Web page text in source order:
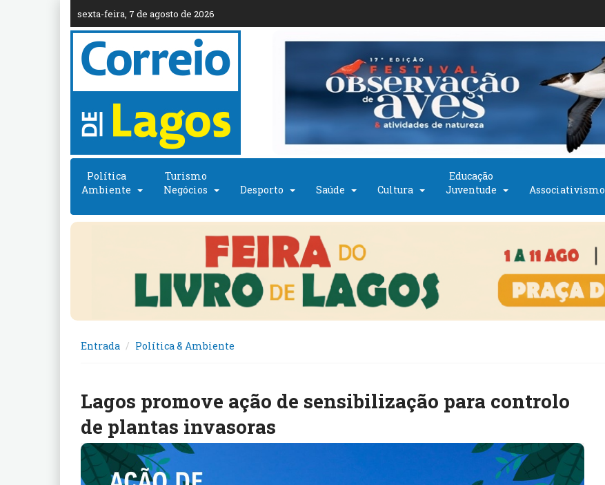
sexta-feira, 7 de agosto de 2026
Política
Ambiente
Turismo
Negócios
Desporto Saúde Cultura
Educação
Juventude
Associativismo
Entrada Política & Ambiente
Lagos promove ação de sensibilização para controlo
de plantas invasoras